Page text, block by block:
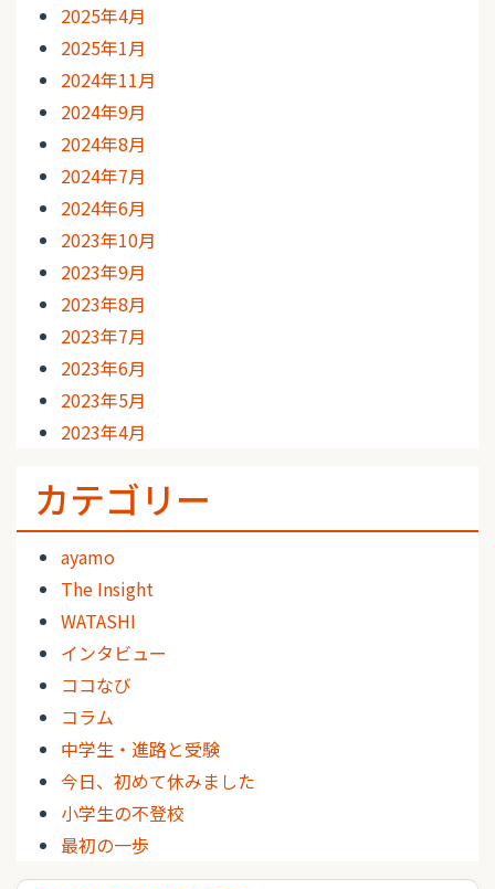
2025年4月
2025年1月
2024年11月
2024年9月
2024年8月
2024年7月
2024年6月
2023年10月
2023年9月
2023年8月
2023年7月
2023年6月
2023年5月
2023年4月
カテゴリー
ayamo
The Insight
WATASHI
インタビュー
ココなび
コラム
中学生・進路と受験
今日、初めて休みました
小学生の不登校
最初の一歩